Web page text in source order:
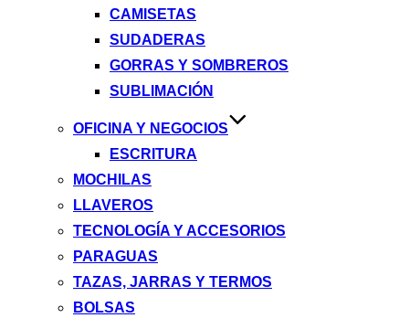
CAMISETAS
SUDADERAS
GORRAS Y SOMBREROS
SUBLIMACIÓN
OFICINA Y NEGOCIOS
ESCRITURA
MOCHILAS
LLAVEROS
TECNOLOGÍA Y ACCESORIOS
PARAGUAS
TAZAS, JARRAS Y TERMOS
BOLSAS